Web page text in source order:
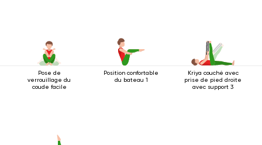
Pose de
verrouillage du
coude facile
Position confortable
du bateau 1
Kriya couché avec
prise de pied droite
avec support 3